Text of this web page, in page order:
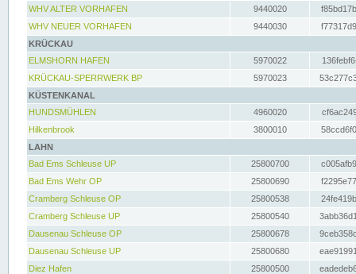
WHV ALTER VORHAFEN
9440020
WHV NEUER VORHAFEN
9440030
KRÜCKAU
ELMSHORN HAFEN
5970022
KRÜCKAU-SPERRWERK BP
5970023
KÜSTENKANAL
HUNDSMÜHLEN
4960020
Hilkenbrook
3800010
LAHN
Bad Ems Schleuse UP
25800700
Bad Ems Wehr OP
25800690
Cramberg Schleuse OP
25800538
Cramberg Schleuse UP
25800540
Dausenau Schleuse OP
25800678
Dausenau Schleuse UP
25800680
Diez Hafen
25800500